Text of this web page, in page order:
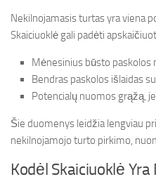
Nekilnojamasis turtas yra viena
Skaiciuoklė gali padėti
Mėnesinius būsto paskolos
Bendras paskolos išlaidas
Potencialų nuomos grąžą,
Šie duomenys leidžia lengviau
nekilnojamojo turto pirkimo,
Kodėl Skaiciuoklė